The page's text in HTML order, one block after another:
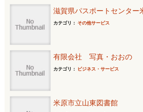
滋賀県パスポートセンター
カテゴリ： その他サービス
有限会社 写真・おおの
カテゴリ： ビジネス・サービス
米原市立山東図書館